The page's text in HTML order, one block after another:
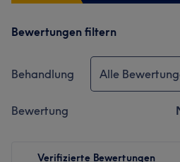
Bewertungen filtern
Behandlung Alle
Bewertung
Verifizierte Bewertungen